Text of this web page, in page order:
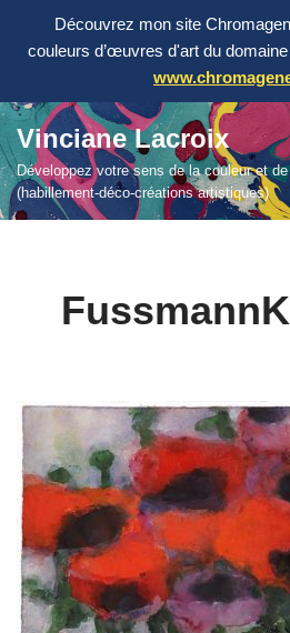
Découvrez mon site
couleurs d’œuvres d'art du
Aller
au
contenu
Vinciane Lacroix
Développez votre sens de la couleur et
(habillement-déco-créations artistiques)